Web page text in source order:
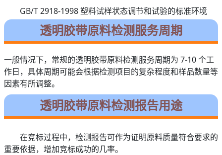
GB/T 2918-1998 塑料试样状态调节和试验的标准环境
透明胶带原料检测服务周期
一般情况下，常规的透明胶带原料检测服务周期为 7-10 个工
作日，具体周期可能会根据检测项目的复杂程度和样品数量等
因素有所调整。
透明胶带原料检测报告用途
在竞标过程中，检测报告可作为证明原料质量符合要求的
重要依据，增加竞标成功的几率。